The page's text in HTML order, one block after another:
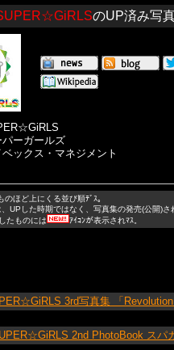
のUP済み写
ーガールズ
ックス・マネジメント
のほど上にくる並び順ﾃﾞｽ。
、UPした時期ではなく、写真集の発売(公開)さ
たものには ｱｲｺﾝが表示されﾏｽ。
3rd写真集 「
2nd PhotoBook スパ